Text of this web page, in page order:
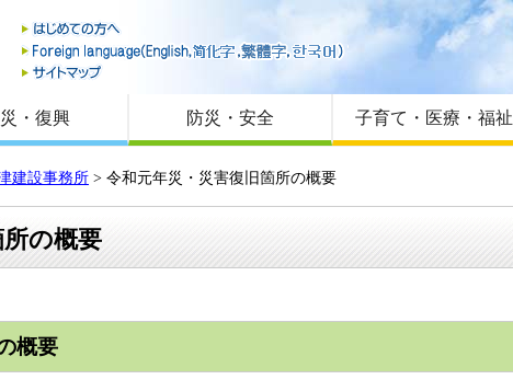
はじめての方へ
Foreign language
サイトマップ
・復興 防災・安全 子育て・医療・福祉
建設事務所 > 令和元年災・災害復旧箇所の概要
の概要
概要